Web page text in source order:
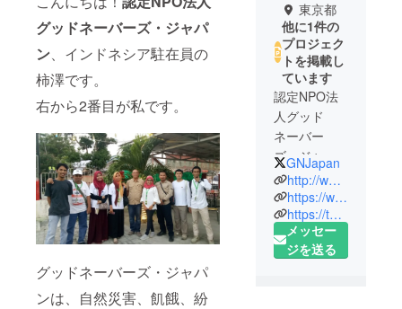
グッドネーバーズ・ジャパ
ン、インドネシア駐在員の
柿澤です。
右から2番目が私です。
グッドネーバーズ・ジャパ
ンは、自然災害、飢餓、紛
東京都
他に1件の
プロジェク
トを掲載し
ています
認定NPO法
人グッド
ネーバー
ズ・ジャパ
ン（Good
Neighbors
Japan）は、
国際組織で
あるグッド
GNJapan
http://www.gnjp.org/
https://www.facebook.com/gnjapan
https://twitter.com/GNJapan
メッセー
ジを送る